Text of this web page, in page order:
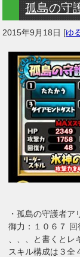
孤島の守
2015年9月18日 [ゆ
・孤島の守護者
御力：１０６７ 回
、、、と書くと
スキル構成は３全